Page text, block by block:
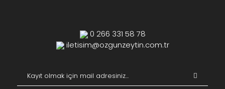
0 266 331 58 78
iletisim@ozgunzeytin.com.tr